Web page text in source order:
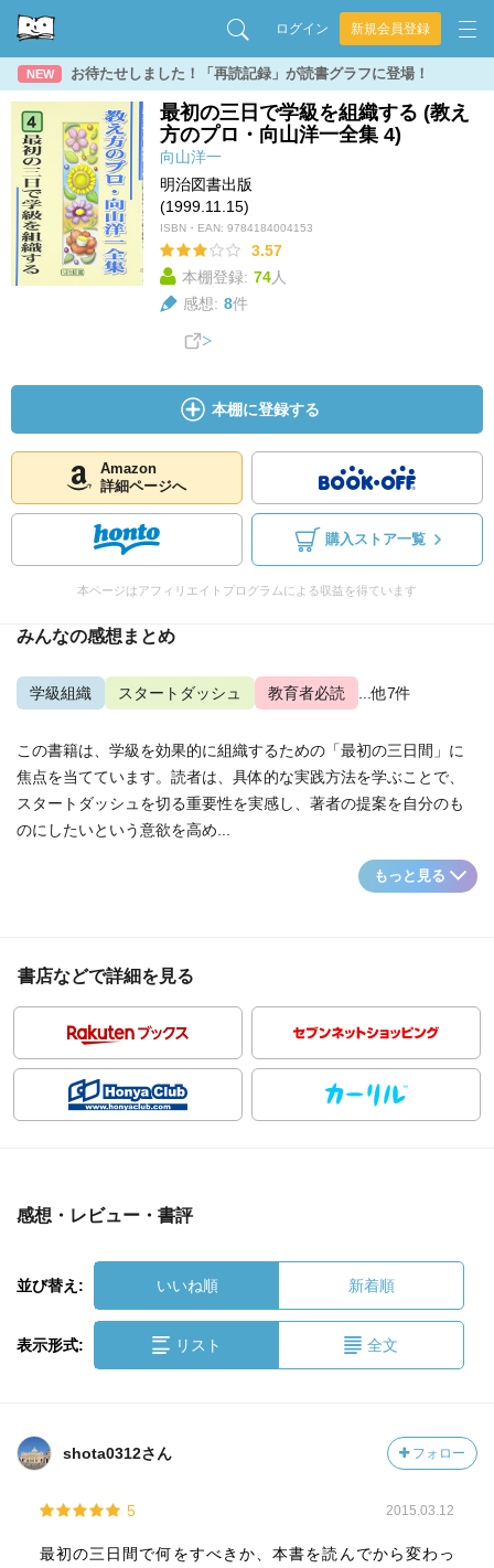
ログイン 新規会員登録
NEW お待たせしました！「再読記録」が読書グラフに登場！
最初の三日で学級を組織する (教え
方のプロ・向山洋一全集 4)
向山洋一
明治図書出版
(1999.11.15)
ISBN・EAN: 9784184004153
3.57
本棚登録: 74人
感想: 8件
本棚に登録する
Amazon
詳細ページへ
購入ストア一覧
本ページはアフィリエイトプログラムによる収益を得ています
みんなの感想まとめ
学級組織 スタートダッシュ 教育者必読 ...他7件
この書籍は、学級を効果的に組織するための「最初の三日間」に
焦点を当てています。読者は、具体的な実践方法を学ぶことで、
スタートダッシュを切る重要性を実感し、著者の提案を自分のも
のにしたいという意欲を高め...
もっと見る
書店などで詳細を見る
感想・レビュー・書評
並び替え: いいね順 新着順
表示形式: リスト 全文
shota0312さん フォロー
5 2015.03.12
最初の三日間で何をすべきか、本書を読んでから変わっ